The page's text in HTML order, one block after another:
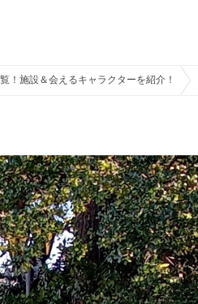
！施設＆会えるキャラクターを紹介！